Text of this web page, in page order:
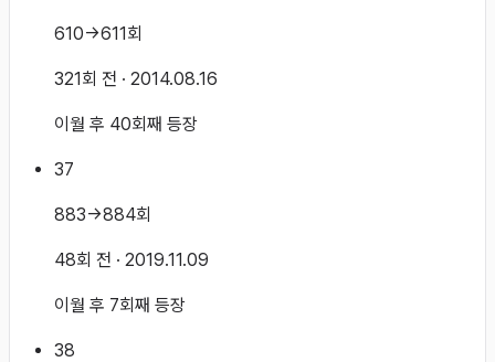
610→611회
321회 전 · 2014.08.16
이월 후 40회째 등장
37
883→884회
48회 전 · 2019.11.09
이월 후 7회째 등장
38